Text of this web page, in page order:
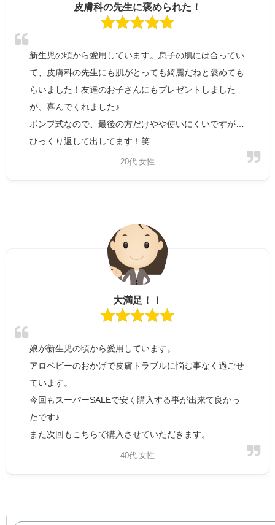
皮膚科の先生に褒められた！
新生児の頃から愛用しています。息子の肌には合ってい
て、皮膚科の先生にも肌がとっても綺麗だねと褒めても
らいました！友達のお子さんにもプレゼントしました
が、喜んでくれました♪
ポンプ式なので、最後の方だけやや使いにくいですが…
ひっくり返して出してます！笑
20代 女性
大満足！！
娘が新生児の頃から愛用しています。
アロベビーのおかげで皮膚トラブルに悩む事なく過ごせ
ています。
今回もスーパーSALEで安く購入する事が出来て良かっ
たです♪
また次回もこちらで購入させていただきます。
40代 女性